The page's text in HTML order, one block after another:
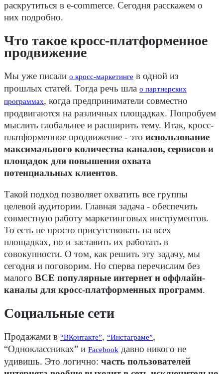
раскрутиться в e-commerce. Сегодня расскажем о
них подробно.
Что такое кросс-платформенное
продвижение
Мы уже писали о кросс-маркетинге в одной из
прошлых статей. Тогда речь шла о партнерских
программах, когда предприниматели совместно
продвигаются на различных площадках. Попробуем
мыслить глобальнее и расширить тему. Итак, кросс-
платформенное продвижение - это использование
максимального количества каналов, сервисов и
площадок для повышения охвата
потенциальных клиентов.
Такой подход позволяет охватить все группы
целевой аудитории. Главная задача - обеспечить
совместную работу маркетинговых инструментов.
То есть не просто присутствовать на всех
площадках, но и заставить их работать в
совокупности. О том, как решить эту задачу, мы
сегодня и поговорим. Но сперва перечислим без
малого ВСЕ популярные интернет и оффлайн-
каналы для кросс-платформенных программ.
Социальные сети
Продажами в “ВКонтакте”, “Инстаграме”,
“Одноклассниках” и Facebook давно никого не
удивишь. Это логично: часть пользователей